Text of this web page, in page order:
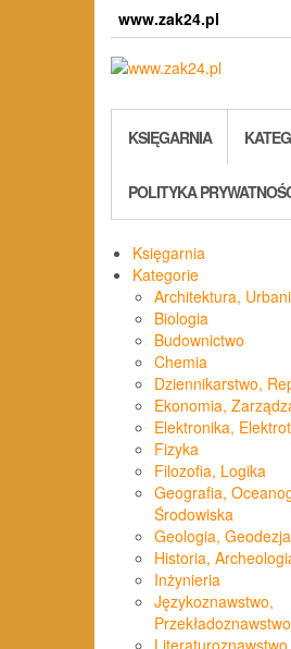
www.zak24.pl
KSIĘGARNIA
POLITYKA
Księgarnia
Kategorie
Architektura,
Biologia
Budownictwo
Chemia
Dziennikarstwo,
Ekonomia,
Elektronika,
Fizyka
Filozofia, Logika
Geografia,
Środowiska
Geologia, Geodezja
Historia,
Inżynieria
Językoznawstwo,
Przekładoznawstwo
Literaturoznawstwo